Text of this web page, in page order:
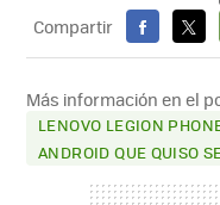
Compartir
FACEBOOK
X
Más información en el
LENOVO LEGION
ANDROID QUE QUISO